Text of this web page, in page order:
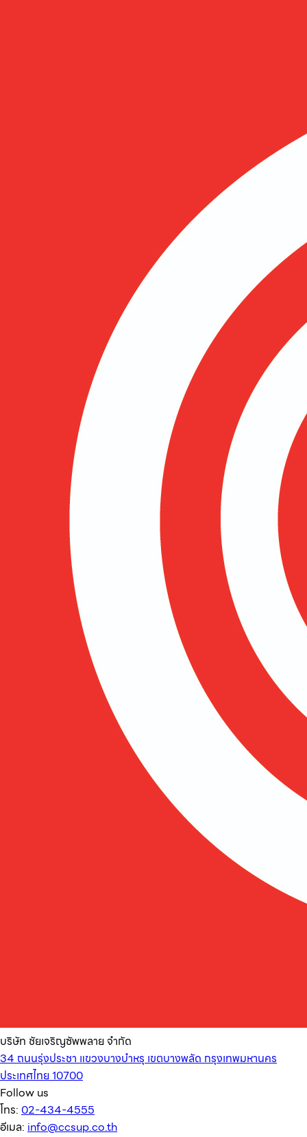
บริษัท ชัยเจริญซัพพลาย จำกัด
34 ถนนรุ่งประชา แขวงบางบำหรุ เขตบางพลัด กรุงเทพมหานคร
ประเทศไทย 10700
Follow us
โทร: 02-434-4555
อีเมล: info@ccsup.co.th